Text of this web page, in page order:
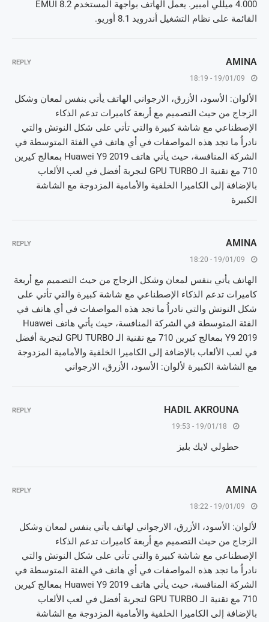
4.000 ميللي أمبير. يعمل الهاتف بواجهة المستخدم EMUI 8.2
القائمة على نظام التشغيل أندرويد 8.1 أوريو.
AMINA
19/01/09 - 18:19
الألوان: الأسود، الأزرق، الارجواني الهاتف يأتي بنفس لمعان وشكل
الزجاج من حيث التصميم مع أربعة كاميرات تدعم الذكاء
الإصطناعي مع شاشة كبيرة والتي تأتي على شكل النوتش والتي
نادراُ ما تجد هذه المواصفات في أي هاتف في الفئة المتوسطة في
الشركة المنافسة، حيث يأتي هاتف Huawei Y9 2019 بمعالج كيرين
710 مع تقنية الـ GPU TURBO لتجربة أفضل في لعب الألعاب
بالإضافة إلى الكاميرا الخلفية والأمامية المزدوجة مع الشاشة
الكبيرة
REPLY
AMINA
19/01/09 - 18:20
الهاتف يأتي بنفس لمعان وشكل الزجاج من حيث التصميم مع أربعة
كاميرات تدعم الذكاء الإصطناعي مع شاشة كبيرة والتي تأتي على
شكل النوتش والتي نادراُ ما تجد هذه المواصفات في أي هاتف في
الفئة المتوسطة في الشركة المنافسة، حيث يأتي هاتف Huawei
Y9 2019 بمعالج كيرين 710 مع تقنية الـ GPU TURBO لتجربة أفضل
في لعب الألعاب بالإضافة إلى الكاميرا الخلفية والأمامية المزدوجة
مع الشاشة الكبيرة لألوان: الأسود، الأزرق، الارجواني
REPLY
HADIL AKROUNA
19/01/18 - 19:53
حطولي لايك بليز
REPLY
AMINA
19/01/09 - 18:22
لألوان: الأسود، الأزرق، الارجواني لهاتف يأتي بنفس لمعان وشكل
الزجاج من حيث التصميم مع أربعة كاميرات تدعم الذكاء
الإصطناعي مع شاشة كبيرة والتي تأتي على شكل النوتش والتي
نادراُ ما تجد هذه المواصفات في أي هاتف في الفئة المتوسطة في
الشركة المنافسة، حيث يأتي هاتف Huawei Y9 2019 بمعالج كيرين
710 مع تقنية الـ GPU TURBO لتجربة أفضل في لعب الألعاب
بالإضافة إلى الكاميرا الخلفية والأمامية المزدوجة مع الشاشة
REPLY